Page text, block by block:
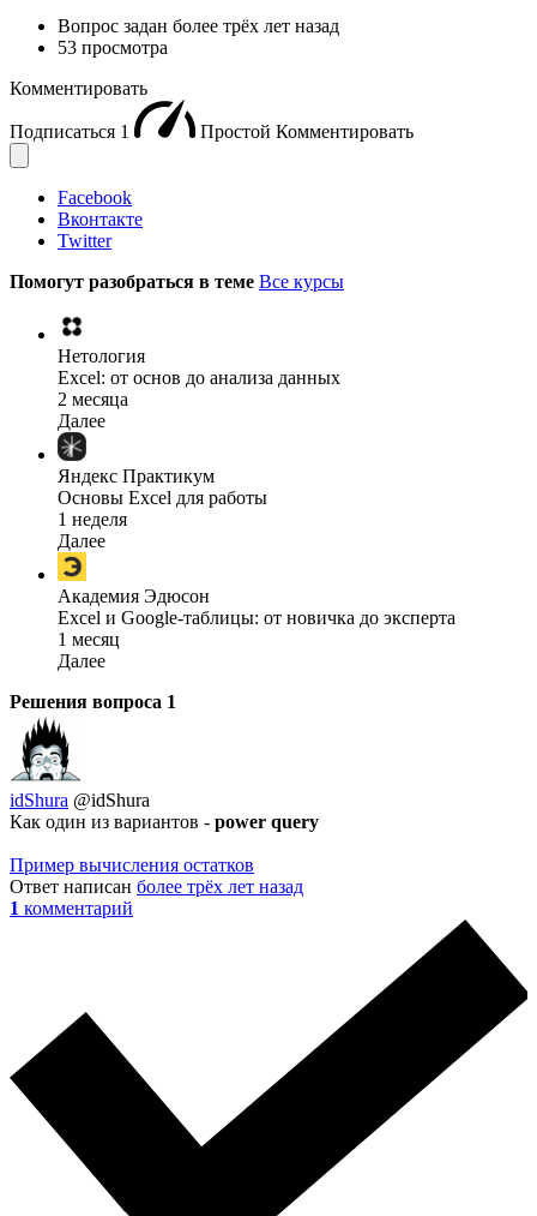
Вопрос задан более трёх лет назад
53 просмотра
Комментировать
Подписаться 1 Простой Комментировать
Facebook
Вконтакте
Twitter
Помогут разобраться в теме Все курсы
Нетология
Excel: от основ до анализа данных
2 месяца
Далее
Яндекс Практикум
Основы Excel для работы
1 неделя
Далее
Академия Эдюсон
Excel и Google-таблицы: от новичка до эксперта
1 месяц
Далее
Решения вопроса 1
idShura @idShura
Как один из вариантов - power query
Пример вычисления остатков
Ответ написан более трёх лет назад
1 комментарий